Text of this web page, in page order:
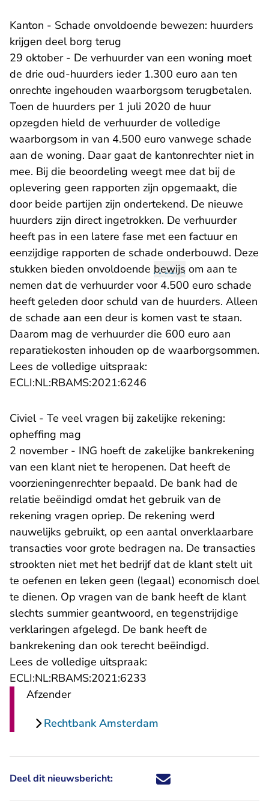
Kanton - Schade onvoldoende bewezen: huurders
krijgen deel borg terug
29 oktober - De verhuurder van een woning moet
de drie oud-huurders ieder 1.300 euro aan ten
onrechte ingehouden waarborgsom terugbetalen.
Toen de huurders per 1 juli 2020 de huur
opzegden hield de verhuurder de volledige
waarborgsom in van 4.500 euro vanwege schade
aan de woning. Daar gaat de kantonrechter niet in
mee. Bij die beoordeling weegt mee dat bij de
oplevering geen rapporten zijn opgemaakt, die
door beide partijen zijn ondertekend. De nieuwe
huurders zijn direct ingetrokken. De verhuurder
heeft pas in een latere fase met een factuur en
eenzijdige rapporten de schade onderbouwd. Deze
stukken bieden onvoldoende bewijs om aan te
nemen dat de verhuurder voor 4.500 euro schade
heeft geleden door schuld van de huurders. Alleen
de schade aan een deur is komen vast te staan.
Daarom mag de verhuurder die 600 euro aan
reparatiekosten inhouden op de waarborgsommen.
Lees de volledige uitspraak:
ECLI:NL:RBAMS:2021:6246
Civiel - Te veel vragen bij zakelijke rekening:
opheffing mag
2 november - ING hoeft de zakelijke bankrekening
van een klant niet te heropenen. Dat heeft de
voorzieningenrechter bepaald. De bank had de
relatie beëindigd omdat het gebruik van de
rekening vragen opriep. De rekening werd
nauwelijks gebruikt, op een aantal onverklaarbare
transacties voor grote bedragen na. De transacties
strookten niet met het bedrijf dat de klant stelt uit
te oefenen en leken geen (legaal) economisch doel
te dienen. Op vragen van de bank heeft de klant
slechts summier geantwoord, en tegenstrijdige
verklaringen afgelegd. De bank heeft de
bankrekening dan ook terecht beëindigd.
Lees de volledige uitspraak:
ECLI:NL:RBAMS:2021:6233
Afzender
Rechtbank Amsterdam
Deel dit nieuwsbericht: Deel dit nieuwsbericht via X -
Deel dit nieuwsbericht via
Deel dit nieuwsbericht
Deel dit